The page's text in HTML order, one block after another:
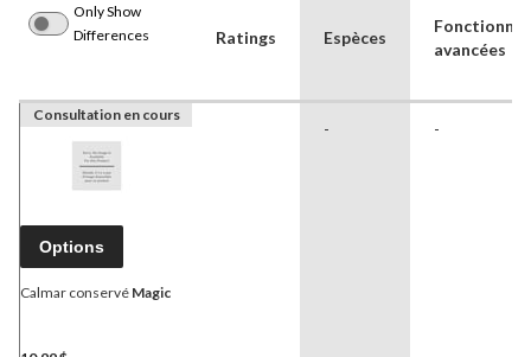
Only Show
Differences
Ratings Espèces
avancées
Consultation en cours
Options
Calmar conservé Magic
- -